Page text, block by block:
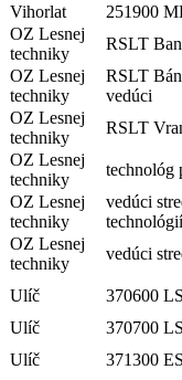
Vihorlat
251900
OZ Lesnej
techniky
RSLT
OZ Lesnej
techniky
RSLT
vedúci
OZ Lesnej
techniky
RSLT
OZ Lesnej
techniky
technológ
OZ Lesnej
techniky
vedúci
technológií
OZ Lesnej
techniky
vedúci
Ulíč
370600
Ulíč
370700
Ulíč
371300